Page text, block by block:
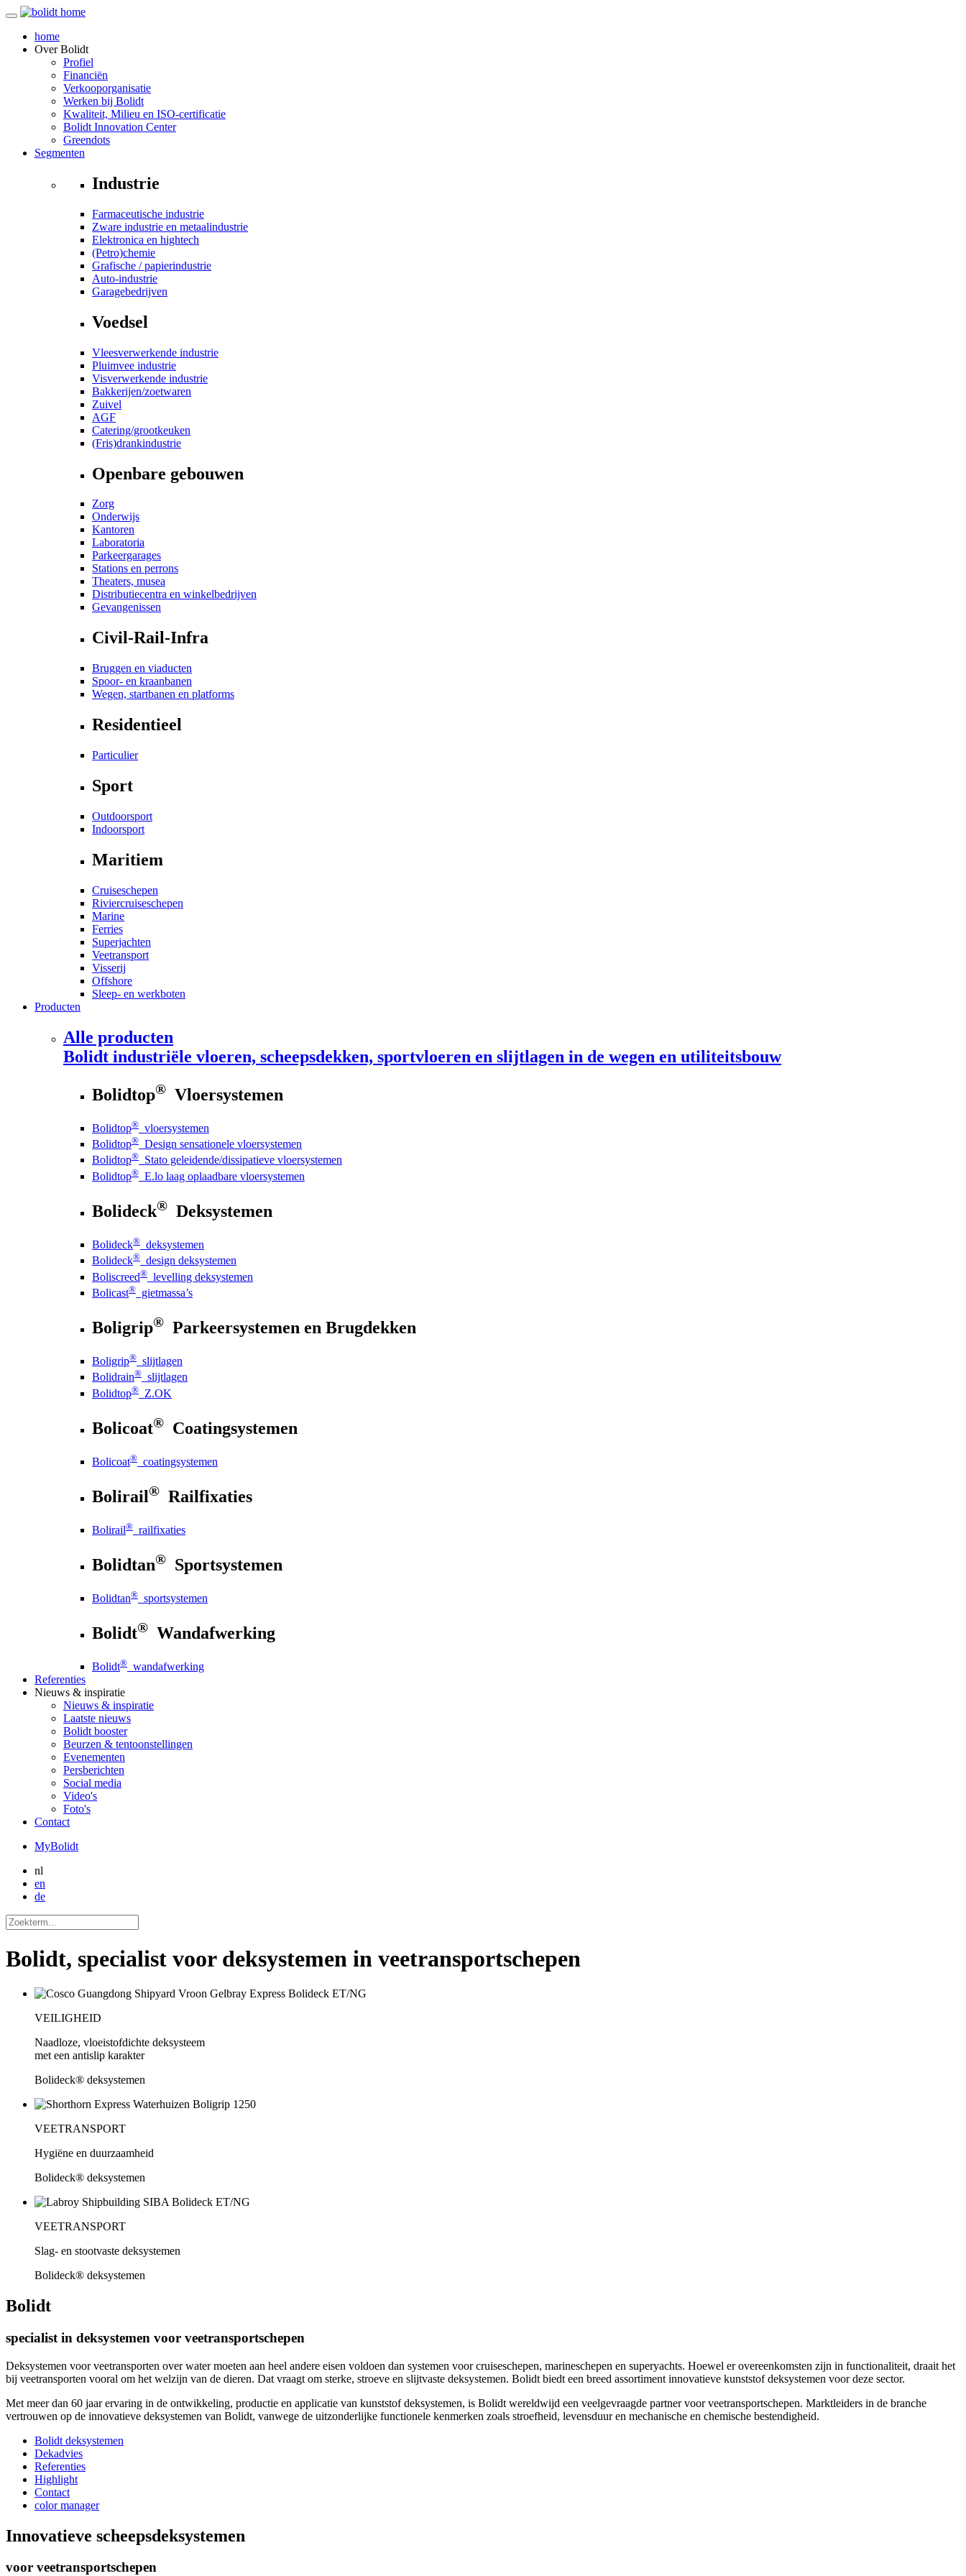
home
OverBolidt
Profiel
Financiën
Verkooporganisatie
Werken bij Bolidt
Kwaliteit, Milieu en ISO-certificatie
Bolidt Innovation Center
Greendots
Segmenten
Industrie
Farmaceutische industrie
Zware industrie en metaalindustrie
Elektronica en hightech
(Petro)chemie
Grafische / papierindustrie
Auto-industrie
Garagebedrijven
Voedsel
Vleesverwerkende industrie
Pluimvee industrie
Visverwerkende industrie
Bakkerijen/zoetwaren
Zuivel
AGF
Catering/grootkeuken
(Fris)drankindustrie
Openbare gebouwen
Zorg
Onderwijs
Kantoren
Laboratoria
Parkeergarages
Stations en perrons
Theaters, musea
Distributiecentra en winkelbedrijven
Gevangenissen
Civil-Rail-Infra
Bruggen en viaducten
Spoor- en kraanbanen
Wegen, startbanen en platforms
Residentieel
Particulier
Sport
Outdoorsport
Indoorsport
Maritiem
Cruiseschepen
Riviercruiseschepen
Marine
Ferries
Superjachten
Veetransport
Visserij
Offshore
Sleep- en werkboten
Producten
Alle producten
Bolidt industriële vloeren, scheepsdekken, sportvloeren en slijtlagen in de wegen en utiliteitsbouw
Bolidtop® Vloersystemen
Bolidtop® vloersystemen
Bolidtop® Design sensationele vloersystemen
Bolidtop® Stato geleidende/dissipatieve vloersystemen
Bolidtop® E.lo laag oplaadbare vloersystemen
Bolideck® Deksystemen
Bolideck® deksystemen
Bolideck® design deksystemen
Boliscreed® levelling deksystemen
Bolicast® gietmassa’s
Boligrip® Parkeersystemen en Brugdekken
Boligrip® slijtlagen
Bolidrain® slijtlagen
Bolidtop® Z.OK
Bolicoat® Coatingsystemen
Bolicoat® coatingsystemen
Bolirail® Railfixaties
Bolirail® railfixaties
Bolidtan® Sportsystemen
Bolidtan® sportsystemen
Bolidt® Wandafwerking
Bolidt® wandafwerking
Referenties
Nieuws & inspiratie
Nieuws & inspiratie
Laatste nieuws
Bolidt booster
Beurzen & tentoonstellingen
Evenementen
Persberichten
Social media
Video's
Foto's
Contact
MyBolidt
nl
en
de
Bolidt, specialist voor deksystemen in veetransportschepen
VEILIGHEID
Naadloze, vloeistofdichte deksysteem
met een antislip karakter
Bolideck® deksystemen
VEETRANSPORT
Hygiëne en duurzaamheid
Bolideck® deksystemen
VEETRANSPORT
Slag- en stootvaste deksystemen
Bolideck® deksystemen
Bolidt
specialist in deksystemen voor veetransportschepen
Deksystemen voor veetransporten over water moeten aan heel andere eisen voldoen dan systemen voor cruiseschepen, marineschepen en superyachts. Hoewel er overeenkomsten zijn in functionaliteit, draait het
bij veetransporten vooral om het welzijn van de dieren. Dat vraagt om sterke, stroeve en slijtvaste deksystemen. Bolidt biedt een breed assortiment innovatieve kunststof deksystemen voor deze sector.
Met meer dan 60 jaar ervaring in de ontwikkeling, productie en applicatie van kunststof deksystemen, is Bolidt wereldwijd een veelgevraagde partner voor veetransportschepen. Marktleiders in de branche
vertrouwen op de innovatieve deksystemen van Bolidt, vanwege de uitzonderlijke functionele kenmerken zoals stroefheid, levensduur en mechanische en chemische bestendigheid.
Bolidt deksystemen
Dekadvies
Referenties
Highlight
Contact
color manager
Innovatieve scheepsdeksystemen
voor veetransportschepen